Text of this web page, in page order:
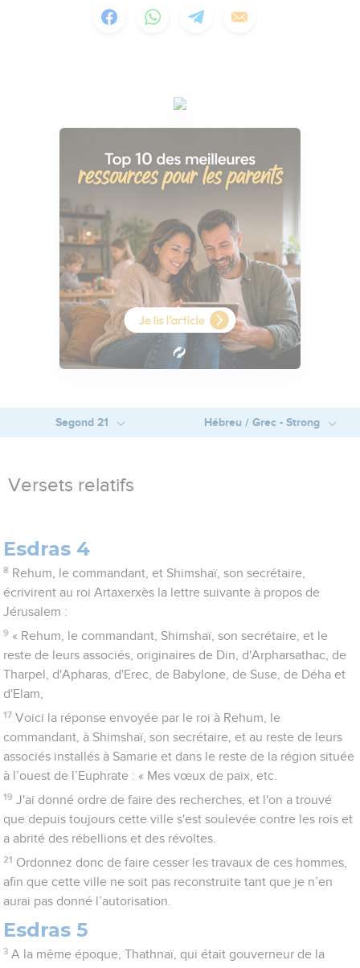
Segond 21 Hébreu / Grec - Strong
Versets relatifs
Esdras 4
8 Rehum, le commandant, et Shimshaï, son secrétaire,
écrivirent au roi Artaxerxès la lettre suivante à propos de
Jérusalem :
9 « Rehum, le commandant, Shimshaï, son secrétaire, et le
reste de leurs associés, originaires de Din, d'Arpharsathac, de
Tharpel, d'Apharas, d'Erec, de Babylone, de Suse, de Déha et
d'Elam,
17 Voici la réponse envoyée par le roi à Rehum, le
commandant, à Shimshaï, son secrétaire, et au reste de leurs
associés installés à Samarie et dans le reste de la région située
à l’ouest de l’Euphrate : « Mes vœux de paix, etc.
19 J'ai donné ordre de faire des recherches, et l'on a trouvé
que depuis toujours cette ville s'est soulevée contre les rois et
a abrité des rébellions et des révoltes.
21 Ordonnez donc de faire cesser les travaux de ces hommes,
afin que cette ville ne soit pas reconstruite tant que je n’en
aurai pas donné l’autorisation.
Esdras 5
3 A la même époque, Thathnaï, qui était gouverneur de la